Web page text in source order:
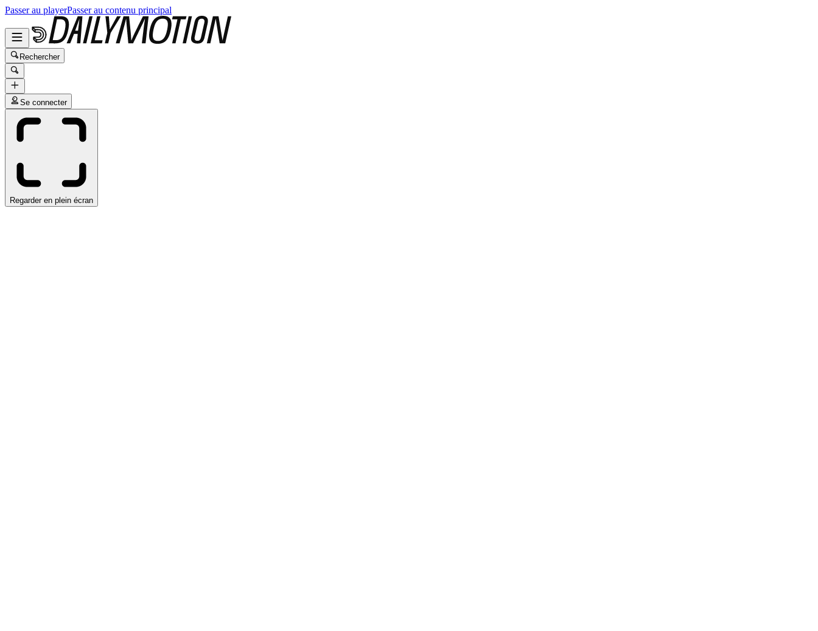
Passer au playerPasser au contenu principal
Rechercher
Se connecter
Regarder en plein écran